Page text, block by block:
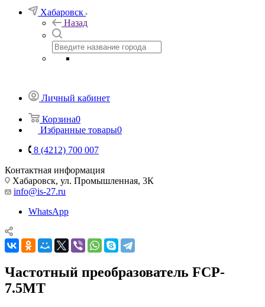
Хабаровск
Назад
Личный кабинет
Корзина0
Избранные товары0
8 (4212) 700 007
Контактная информация
Хабаровск, ул. Промышленная, 3К
info@is-27.ru
WhatsApp
Частотный преобразователь FCP-
7.5MT